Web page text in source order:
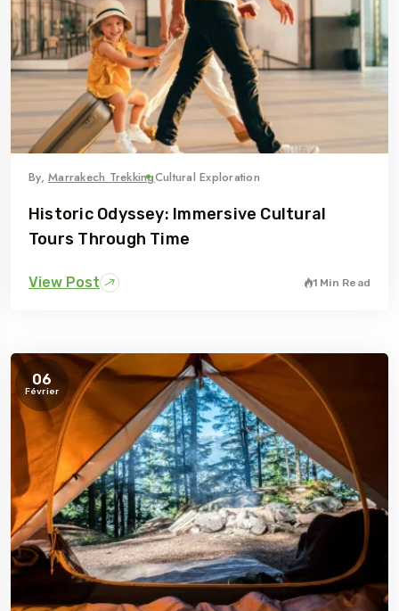
By,Marrakech TrekkingCultural Exploration
Historic Odyssey: Immersive Cultural
Tours Through Time
View Post 1 Min Read
06
Février